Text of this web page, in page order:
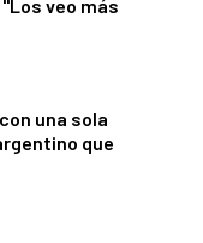
veo más
una sola
que